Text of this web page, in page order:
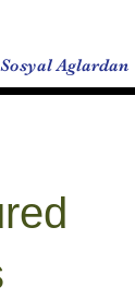
Sosyal Aglardan